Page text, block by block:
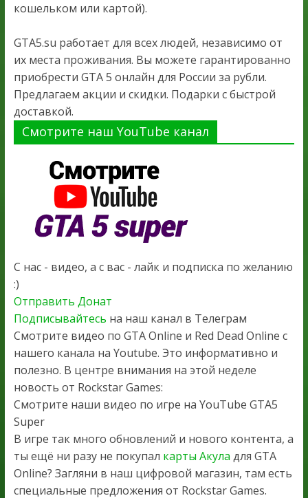
кошельком или картой).
GTA5.su работает для всех людей, независимо от
их места проживания. Вы можете гарантированно
приобрести GTA 5 онлайн для России за рубли.
Предлагаем акции и скидки. Подарки с быстрой
доставкой.
Смотрите наш YouTube канал
С нас - видео, а с вас - лайк и подписка по желанию
:)
Отправить Донат
Подписывайтесь на наш канал в Телеграм
Смотрите видео по GTA Online и Red Dead Online с
нашего канала на Youtube. Это информативно и
полезно. В центре внимания на этой неделе
новость от Rockstar Games:
Смотрите наши видео по игре на YouTube GTA5
Super
В игре так много обновлений и нового контента, а
ты ещё ни разу не покупал карты Акула для GTA
Online? Загляни в наш цифровой магазин, там есть
специальные предложения от Rockstar Games.